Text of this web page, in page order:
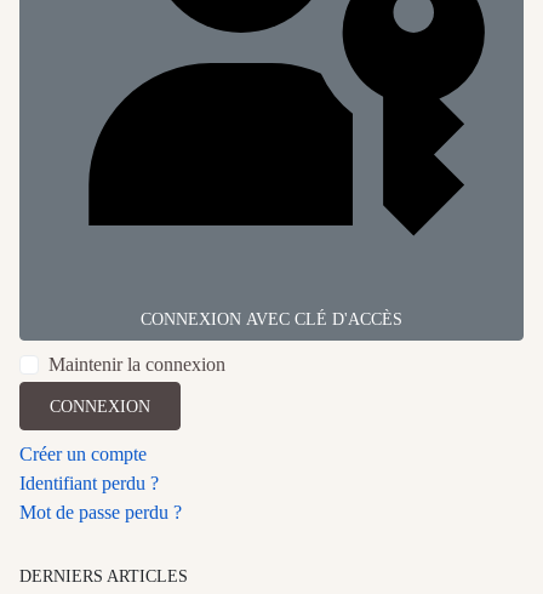
CONNEXION AVEC CLÉ D'ACCÈS
Maintenir la connexion
CONNEXION
Créer un compte
Identifiant perdu ?
Mot de passe perdu ?
DERNIERS ARTICLES